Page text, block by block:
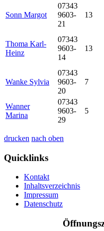
Sonn Margot
07343
9603-
21
13
Thoma Karl-
Heinz
07343
9603-
14
13
Wanke Sylvia
07343
9603-
20
7
Wanner
Marina
07343
9603-
29
5
drucken nach oben
Quicklinks
Kontakt
Inhaltsverzeichnis
Impressum
Datenschutz